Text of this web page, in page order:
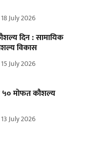
18 July 2026
दिन : सामायिक
विकास
15 July 2026
५० मोफत कौशल्य
13 July 2026